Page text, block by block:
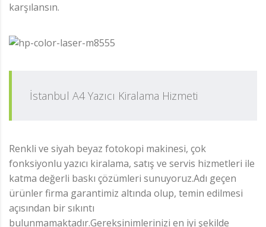
karşılansın.
İstanbul A4 Yazıcı Kiralama Hizmeti
Renkli ve siyah beyaz fotokopi makinesi, çok
fonksiyonlu yazıcı kiralama, satış ve servis hizmetleri ile
katma değerli baskı çözümleri sunuyoruz.Adı geçen
ürünler firma garantimiz altında olup, temin edilmesi
açısından bir sıkıntı
bulunmamaktadır.Gereksinimlerinizi en iyi şekilde